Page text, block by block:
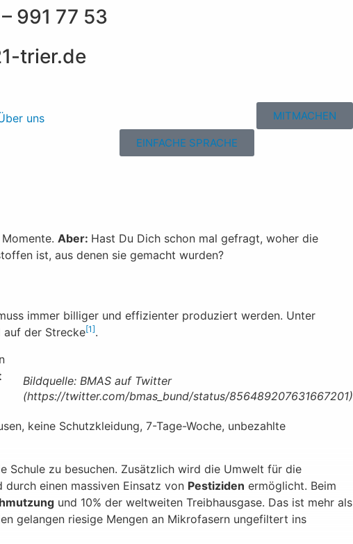
991 77 53
trier.de
uns MITMACHEN
EINFACHE SPRACHE
Aber: Hast Du Dich schon mal gefragt, woher die
ist, aus denen sie gemacht wurden?
immer billiger und effizienter produziert werden. Unter
auf der Strecke[1].
Bildquelle: BMAS auf Twitter
(https://twitter.com/bmas_bund/status/856489207631667201)
keine Schutzkleidung, 7-Tage-Woche, unbezahlte
Schule zu besuchen. Zusätzlich wird die Umwelt für die
einen massiven Einsatz von Pestiziden ermöglicht. Beim
und 10% der weltweiten Treibhausgase. Das ist mehr als
gelangen riesige Mengen an Mikrofasern ungefiltert ins